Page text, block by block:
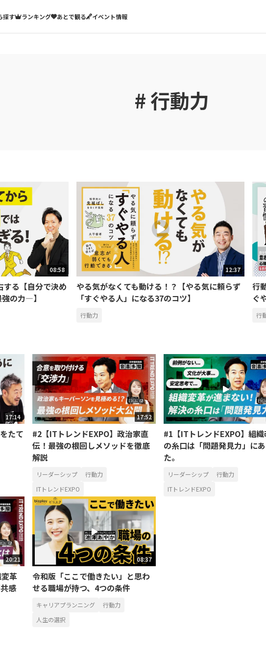
探す ランキング あとで観る イベント情報
# 行動力
08:58
る【自分で決め
の力―】
12:37
やる気がなくても動ける！？【やる気に頼らず
「すぐやる人」になる37のコツ】
行動力
行
ぐ
行
17:14
たて
17:52
#2【ITトレンドEXPO】政治家直
伝！最強の根回しメソッドを徹底
解説
リーダーシップ
行動力
ITトレンドEXPO
#1【ITトレンドEXPO】組
の糸口は「問題発見力」に
た。
リーダーシップ
行動力
ITトレンドEXPO
20:21
革
感
08:37
令和版「ここで働きたい」と思わ
せる職場が持つ、4つの条件
キャリアプランニング
行動力
人生の選択